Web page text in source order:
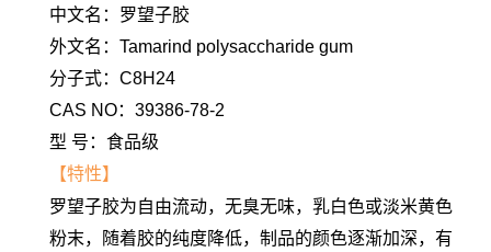
中文名：罗望子胶
外文名：Tamarind polysaccharide gum
分子式：C8H24
CAS NO：39386-78-2
型 号：食品级
【特性】
罗望子胶为自由流动，无臭无味，乳白色或淡米黄色
粉末，随着胶的纯度降低，制品的颜色逐渐加深，有